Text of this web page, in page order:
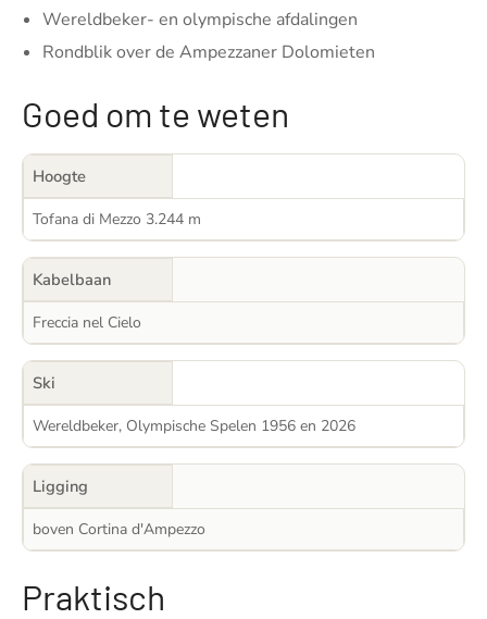
Wereldbeker- en olympische afdalingen
Rondblik over de Ampezzaner Dolomieten
Goed om te weten
Hoogte
Tofana di Mezzo 3.244 m
Kabelbaan
Freccia nel Cielo
Ski
Wereldbeker, Olympische Spelen 1956 en 2026
Ligging
boven Cortina d'Ampezzo
Praktisch